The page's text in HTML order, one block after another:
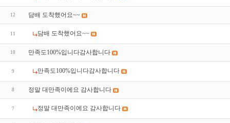
12 담배 도착했어요~~
11 담배 도착했어요~~
10 만족도100%입니다감사합니다
9 만족도100%입니다감사합니다
8 정말 대만족이에요 감사합니다
7 정말 대만족이에요 감사합니다